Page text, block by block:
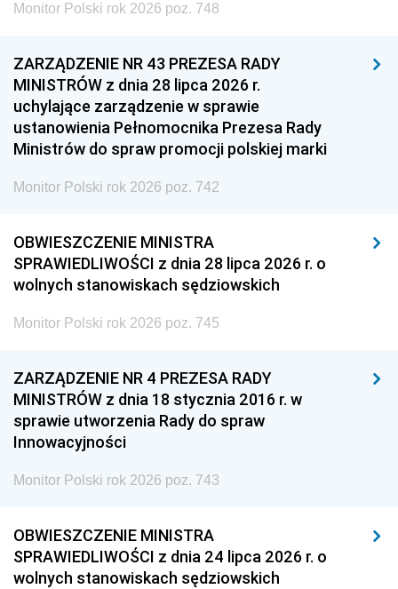
Monitor Polski rok 2026 poz. 748
ZARZĄDZENIE NR 43 PREZESA RADY
MINISTRÓW z dnia 28 lipca 2026 r.
uchylające zarządzenie w sprawie
ustanowienia Pełnomocnika Prezesa Rady
Ministrów do spraw promocji polskiej marki
Monitor Polski rok 2026 poz. 742
OBWIESZCZENIE MINISTRA
SPRAWIEDLIWOŚCI z dnia 28 lipca 2026 r. o
wolnych stanowiskach sędziowskich
Monitor Polski rok 2026 poz. 745
ZARZĄDZENIE NR 4 PREZESA RADY
MINISTRÓW z dnia 18 stycznia 2016 r. w
sprawie utworzenia Rady do spraw
Innowacyjności
Monitor Polski rok 2026 poz. 743
OBWIESZCZENIE MINISTRA
SPRAWIEDLIWOŚCI z dnia 24 lipca 2026 r. o
wolnych stanowiskach sędziowskich